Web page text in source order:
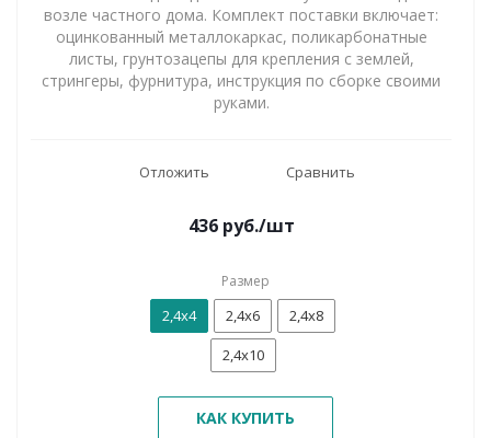
возле частного дома. Комплект поставки включает:
оцинкованный металлокаркас, поликарбонатные
листы, грунтозацепы для крепления с землей,
стрингеры, фурнитура, инструкция по сборке своими
руками.
Отложить Сравнить
436 руб./шт
Размер
2,4х4 2,4х6
2,4х8
2,4х10
КАК КУПИТЬ